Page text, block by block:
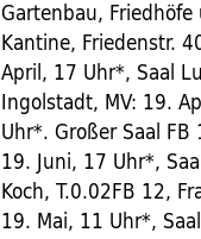
Gartenbau,
Kantine, Friedenstr.
April, 17 Uhr*, Saal
Ingolstadt, MV: 19.
Uhr*. Großer Saal
19. Juni, 17 Uhr*,
Koch, T.0.02FB 12,
19. Mai, 11 Uhr*,